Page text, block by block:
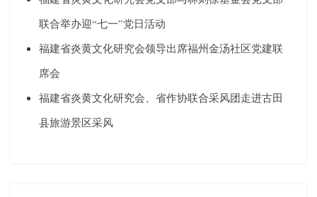
联合举办迎“七一”党日活动
福建省炎黄文化研究会领导出席福州金汤社区党建联
席会
福建省炎黄文化研究会、省作协联合采风团走进古田
县旅游景区采风